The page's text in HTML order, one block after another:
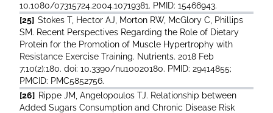
10.1080/07315724.2004.10719381. PMID: 15466943.
[25] Stokes T, Hector AJ, Morton RW, McGlory C, Phillips
SM. Recent Perspectives Regarding the Role of Dietary
Protein for the Promotion of Muscle Hypertrophy with
Resistance Exercise Training. Nutrients. 2018 Feb
7;10(2):180. doi: 10.3390/nu10020180. PMID: 29414855;
PMCID: PMC5852756.
[26] Rippe JM, Angelopoulos TJ. Relationship between
Added Sugars Consumption and Chronic Disease Risk